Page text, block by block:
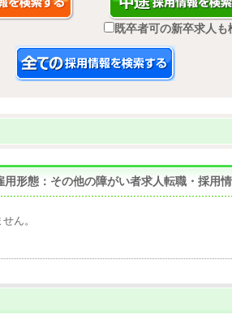
既卒者可の新卒求人も
形態：その他の障がい者求人転職・採用
ん。